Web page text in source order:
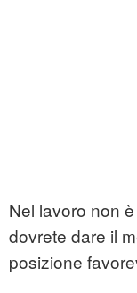
Nel lavoro non
dovrete dare il
posizione